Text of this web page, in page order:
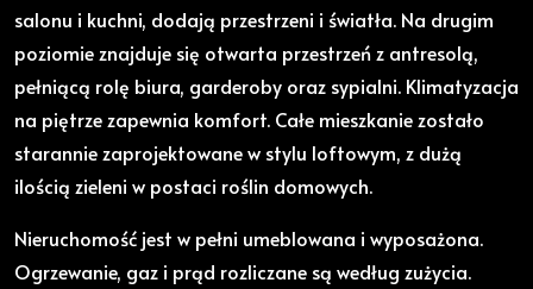
salonu i kuchni, dodają przestrzeni i światła. Na drugim
poziomie znajduje się otwarta przestrzeń z antresolą,
pełniącą rolę biura, garderoby oraz sypialni. Klimatyzacja
na piętrze zapewnia komfort. Całe mieszkanie zostało
starannie zaprojektowane w stylu loftowym, z dużą
ilością zieleni w postaci roślin domowych.
Nieruchomość jest w pełni umeblowana i wyposażona.
Ogrzewanie, gaz i prąd rozliczane są według zużycia.